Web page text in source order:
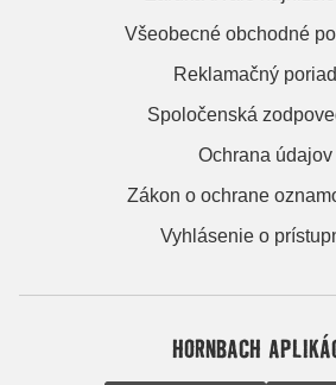
Všeobecné obchodné
Reklamačný
Spoločenská
Ochrana údajov
Zákon o ochrane
Vyhlásenie o
HORNBACH